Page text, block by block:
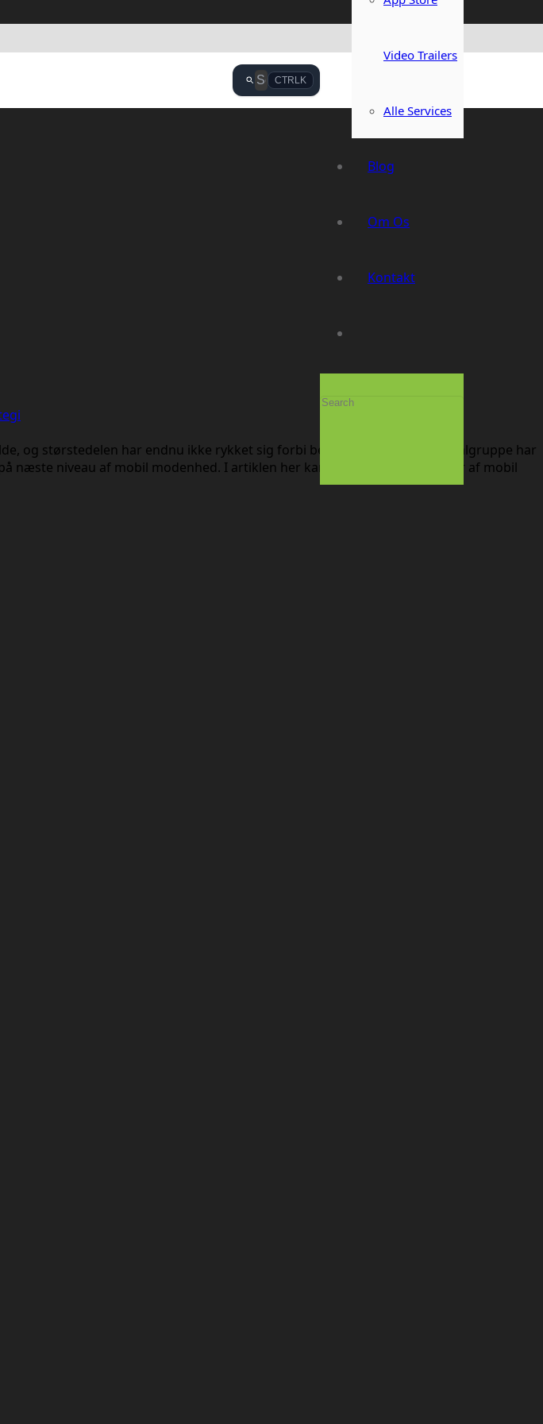
CTRLK
Video Trailers
Alle Services
Blog
Om Os
Kontakt
og størstedelen har endnu ikke rykket sig forbi begynderniveau. Jeres målgruppe har
næste niveau af mobil modenhed. I artiklen her kan du læse om 4 niveauer af mobil